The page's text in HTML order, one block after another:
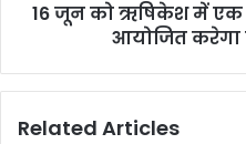
16 जून को ऋषिकेश में एक
आयोजित करेगा
Related Articles